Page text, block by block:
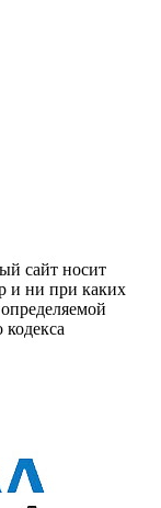
сайт носит
и ни при каких